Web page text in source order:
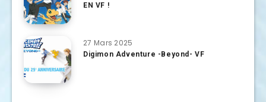
EN VF !
27 Mars 2025
Digimon Adventure -Beyond- VF